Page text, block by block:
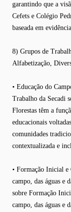
garantindo que a
Cefets e Colégio
baseada em
8) Grupos de
Alfabetização,
• Educação do
Trabalho da Secadi
Florestas têm a
educacionais
comunidades
contextualizada e
• Formação Inicial e
campo, das águas e
sobre Formação
campo, das águas e